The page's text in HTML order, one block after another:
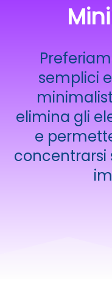
semplici
elimina gli
e
concentrarsi